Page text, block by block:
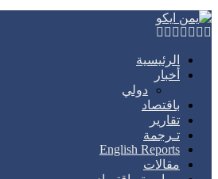
Facebook
Twitter
Instagram
Youtube
Rss
Telegram
Whatsapp
الرئيسية
أخبار
دولي
باقتصاد
تقارير
تـرجمة
English Reports
مقالات